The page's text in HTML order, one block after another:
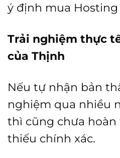
ý định mua Hosting
Trải nghiệm thực
của Thịnh
Nếu tự nhận bản
nghiệm qua nhiều
thì cũng chưa hoàn
thiếu chính xác.